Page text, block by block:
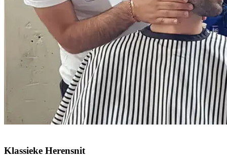
Klassieke Herensnit